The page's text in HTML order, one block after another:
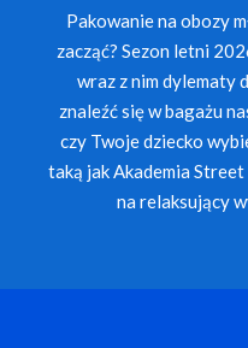
Pakowanie na obozy
zacząć? Sezon letni
wraz z nim dylematy
znaleźć się w bagażu
czy Twoje dziecko
taką jak Akademia
na relaksujący